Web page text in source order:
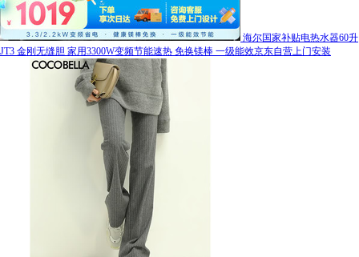
海尔国家补贴电热水器60升
JT3 金刚无缝胆 家用3300W变频节能速热 免换镁棒 一级能效京东自营上门安装